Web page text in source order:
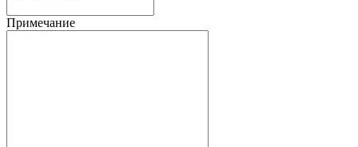
Примечание